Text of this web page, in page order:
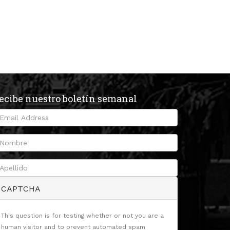
nuestro boletín semanal
CAPTCHA
This question is for testing whether or not you are a
human visitor and to prevent automated spam